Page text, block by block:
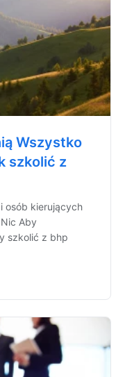
Wszystko
szkolić z
osób kierujących
Aby
szkolić z bhp